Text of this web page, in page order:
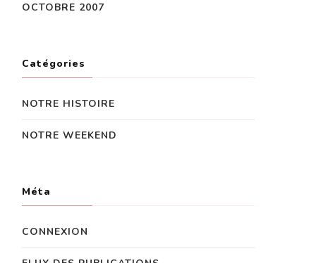
OCTOBRE 2007
Catégories
NOTRE HISTOIRE
NOTRE WEEKEND
Méta
CONNEXION